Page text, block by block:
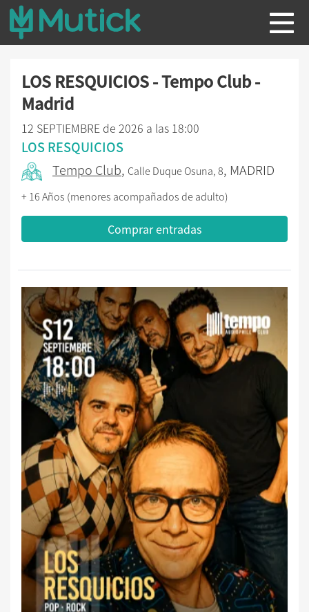
LOS RESQUICIOS - Tempo Club -
Madrid
12 SEPTIEMBRE de 2026 a las 18:00
LOS RESQUICIOS
Tempo Club, Calle Duque Osuna, 8, MADRID
+ 16 Años (menores acompañados de adulto)
Comprar entradas